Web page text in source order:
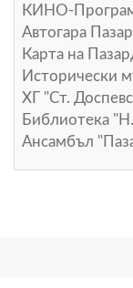
КИНО-
Автогара
Карта на
Исторически
ХГ "Ст.
Библиотека
Ансамбъл